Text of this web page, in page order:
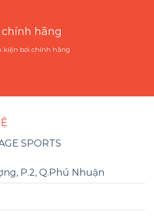
hãng
kiện bơi chính hãng
SPORTS
P.2, Q.Phú Nhuận